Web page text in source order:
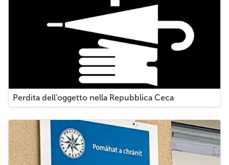
Perdita dell'oggetto nella Repubblica Ceca